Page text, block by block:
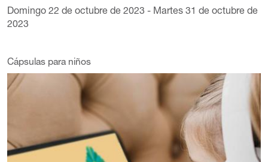
Domingo 22 de octubre de 2023 - Martes 31 de octubre de
2023
Cápsulas para niños